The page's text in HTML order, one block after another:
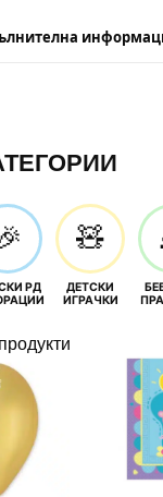
РД
🧸
ДЕТСКИ
ИГРАЧКИ